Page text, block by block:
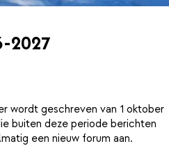
2027
wordt geschreven van 1 oktober
buiten deze periode berichten
een nieuw forum aan.